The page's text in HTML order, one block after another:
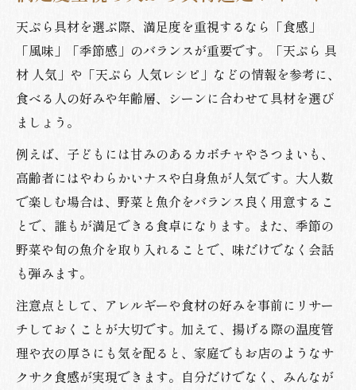
天ぷら具材を選ぶ際、満足度を重視するなら「食感」
「風味」「季節感」のバランスが重要です。「天ぷら 具
材 人気」や「天ぷら 人気レシピ」などの情報を参考に、
食べる人の好みや年齢層、シーンに合わせて具材を選び
ましょう。
例えば、子どもには甘みのあるカボチャやさつまいも、
高齢者にはやわらかいナスや白身魚が人気です。大人数
で楽しむ場合は、野菜と魚介をバランス良く用意するこ
とで、誰もが満足できる食卓になります。また、季節の
野菜や旬の魚介を取り入れることで、味だけでなく会話
も弾みます。
注意点として、アレルギーや食材の好みを事前にリサー
チしておくことが大切です。加えて、揚げる際の温度管
理や衣の厚さにも気を配ると、家庭でもお店のようなサ
クサク食感が実現できます。自分だけでなく、みんなが